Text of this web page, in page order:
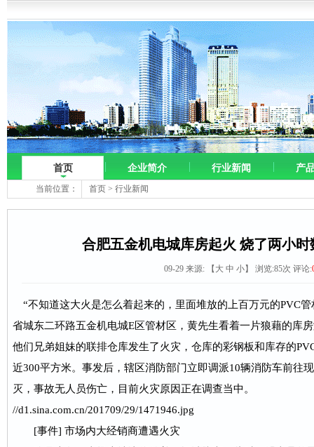
首页 企业简介 行业新闻 产
当前位置： 首页 > 行业新闻
合肥五金机电城库房起火 烧了两小
09-29 来源: 【 大 中 小】 浏览:85次 评论:
“不知道这大火是怎么着起来的，里面堆放的上百万元的PVC
省城东二环路五金机电城E区管材区，黄先生看着一片狼藉的库
他们兄弟姐妹的联排仓库发生了火灾，仓库的彩钢板和库存的
近300平方米。事发后，辖区消防部门立即调派10辆消防车前往
灭，事故无人员伤亡，目前火灾原因正在调查当中。
//d1.sina.com.cn/201709/29/1471946.jpg
[事件] 市场内大经销商遭遇火灾